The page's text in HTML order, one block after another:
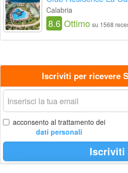
Calabria
8.6 Ottimo su 1568
Iscriviti per ricevere
La
tua
email
acconsento al trattamento dei
dati personali
Iscriviti